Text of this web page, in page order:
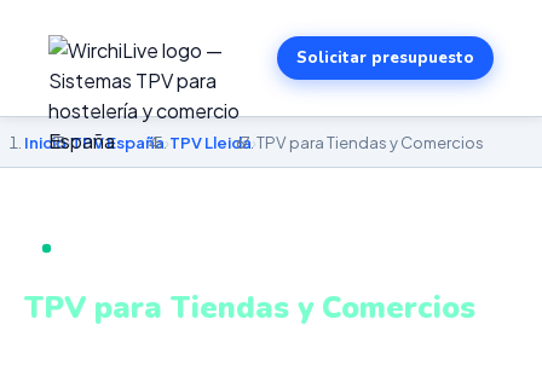
Solicitar presupuesto
Inicio›TPV España›TPV Lleida›TPV para Tiendas y Comercios
TPV PARA TIENDAS Y COMERCIOS EN LLEIDA
TPV para Tiendas y Comercios